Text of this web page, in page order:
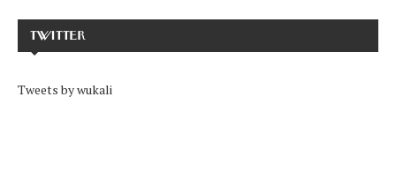
TWITTER
Tweets by wukali